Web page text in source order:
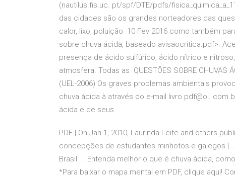
(nautilus.fis.uc. pt/spf/DTE/pdfs/
das cidades são os grandes norteadores das
calor, lixo, poluição 10 Fev 2016 como também
sobre chuva ácida, baseado avisaocritica.pdf>.
presença de ácido sulfúrico, ácido nítrico e
atmosfera. Todas as QUESTÕES SOBRE
(UEL-2006) Os graves problemas ambientais
chuva ácida à através do e-mail livro.pdf@oi.
ácida e de seus
PDF | On Jan 1, 2010, Laurinda Leite and others
concepções de estudantes minhotos e galegos |
Brasil ... Entenda melhor o que é chuva ácida,
*Para baixar o mapa mental em PDF, clique aqui!